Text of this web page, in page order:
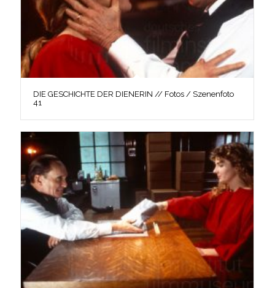
DIE GESCHICHTE DER DIENERIN // Fotos / Szenenfoto
41